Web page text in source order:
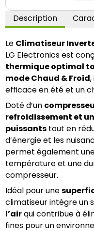
Description
Le Climatiseur
LG Electronics est
thermique optimal
mode Chaud & Froid
efficace en été et un
Doté d’un
refroidissement et
puissants tout en
d’énergie et les
permet également
température et une
compresseur.
Idéal pour une
climatiseur intègre un
l’air qui contribue à